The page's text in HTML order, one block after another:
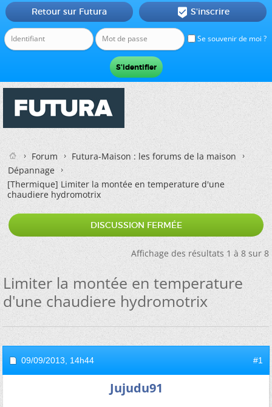
Se souvenir de moi ?
Retour sur Futura  S'inscrire
Forum
Futura-Maison : les forums de la maison
Dépannage
[Thermique]Limiter la montée en temperature d'une
chaudiere hydromotrix
DISCUSSION FERMÉE
Affichage des résultats 1 à 8 sur 8
Limiter la montée en temperature
d'une chaudiere hydromotrix
09/09/2013, 14h44 #1
Jujudu91